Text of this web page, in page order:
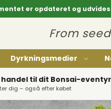
er opdateret og
From
Dyrkningsmedier
Ryuga: Stål
handel til dit Bonsai-eventyr
dig – også efter købet